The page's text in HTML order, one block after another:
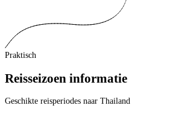
Praktisch
Reisseizoen informatie
Geschikte reisperiodes naar Thailand